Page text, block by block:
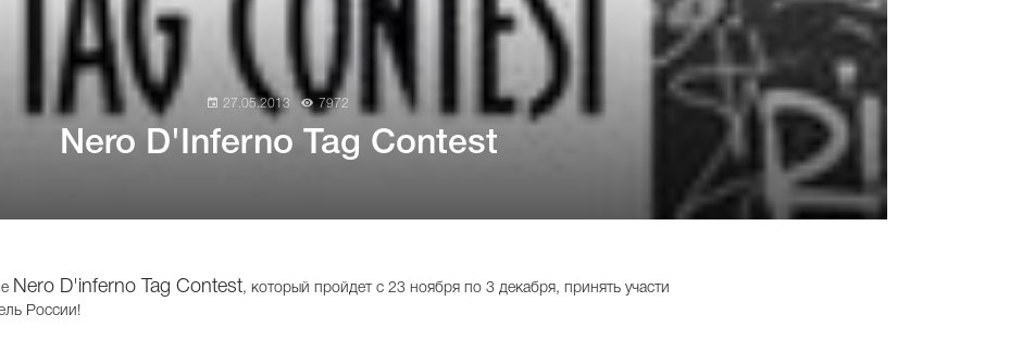
27.05.2013 7972
Nero D'Inferno Tag Contest
Nero D'inferno Tag Contest, который пройдет с 23 ноября по 3 декабря, принять участи
России!